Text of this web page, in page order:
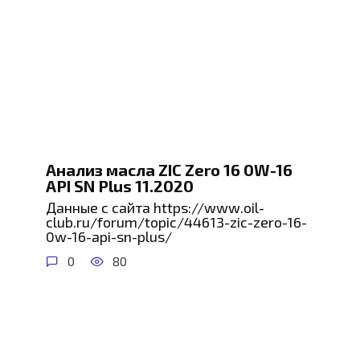
Анализ масла ZIC Zero 16 0W-16
API SN Plus 11.2020
Данные с сайта https://www.oil-
club.ru/forum/topic/44613-zic-zero-16-
0w-16-api-sn-plus/
0 80